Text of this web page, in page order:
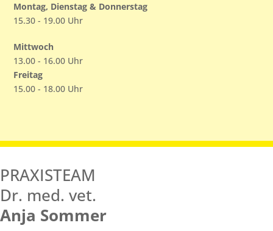
Montag, Dienstag & Donnerstag
15.30 - 19.00 Uhr
Mittwoch
13.00 - 16.00 Uhr
Freitag
15.00 - 18.00 Uhr
PRAXISTEAM
Dr. med. vet.
Anja Sommer